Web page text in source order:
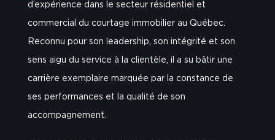
d’expérience dans le secteur résidentiel et
commercial du courtage immobilier au Québec.
Reconnu pour son leadership, son intégrité et son
sens aigu du service à la clientèle, il a su bâtir une
carrière exemplaire marquée par la constance de
ses performances et la qualité de son
accompagnement.